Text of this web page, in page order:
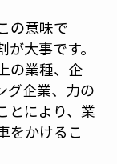
の意味で
大事です。
の業種、企
グ企業、力の
とにより、業
をかけるこ